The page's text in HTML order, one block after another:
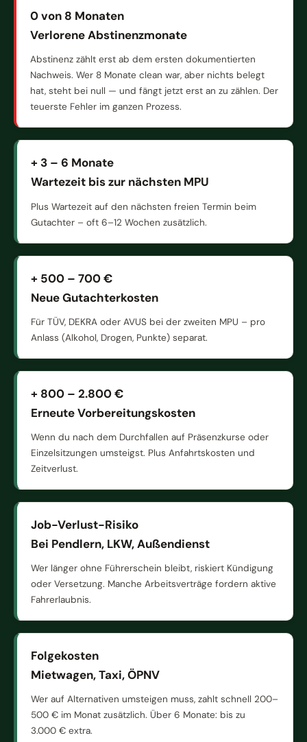
0 von 8 Monaten
Verlorene Abstinenzmonate
Abstinenz zählt erst ab dem ersten dokumentierten
Nachweis. Wer 8 Monate clean war, aber nichts belegt
hat, steht bei null — und fängt jetzt erst an zu zählen. Der
teuerste Fehler im ganzen Prozess.
+ 3 – 6 Monate
Wartezeit bis zur nächsten MPU
Plus Wartezeit auf den nächsten freien Termin beim
Gutachter – oft 6–12 Wochen zusätzlich.
+ 500 – 700 €
Neue Gutachterkosten
Für TÜV, DEKRA oder AVUS bei der zweiten MPU – pro
Anlass (Alkohol, Drogen, Punkte) separat.
+ 800 – 2.800 €
Erneute Vorbereitungskosten
Wenn du nach dem Durchfallen auf Präsenzkurse oder
Einzelsitzungen umsteigst. Plus Anfahrtskosten und
Zeitverlust.
Job-Verlust-Risiko
Bei Pendlern, LKW, Außendienst
Wer länger ohne Führerschein bleibt, riskiert Kündigung
oder Versetzung. Manche Arbeitsverträge fordern aktive
Fahrerlaubnis.
Folgekosten
Mietwagen, Taxi, ÖPNV
Wer auf Alternativen umsteigen muss, zahlt schnell 200–
500 € im Monat zusätzlich. Über 6 Monate: bis zu
3.000 € extra.